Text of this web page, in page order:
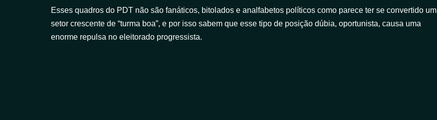
Esses quadros do PDT não são fanáticos, bitolados e analfabetos políticos como parece ter se convertido um
setor crescente de “turma boa”, e por isso sabem que esse tipo de posição dúbia, oportunista, causa uma
enorme repulsa no eleitorado progressista.